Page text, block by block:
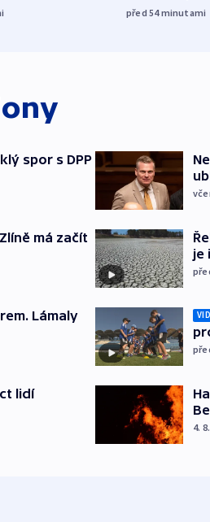
před 54minutami
spor s DPP
má začít
Lámaly
lidí
je
4.